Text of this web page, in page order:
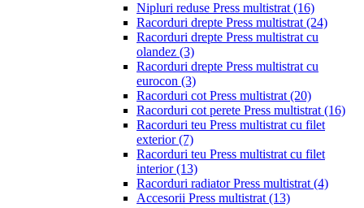
Nipluri reduse Press multistrat (16)
Racorduri drepte Press multistrat (24)
Racorduri drepte Press multistrat cu
olandez (3)
Racorduri drepte Press multistrat cu
eurocon (3)
Racorduri cot Press multistrat (20)
Racorduri cot perete Press multistrat (16)
Racorduri teu Press multistrat cu filet
exterior(7)
Racorduri teu Press multistrat cu filet
interior(13)
Racorduri radiator Press multistrat (4)
Accesorii Press multistrat (13)